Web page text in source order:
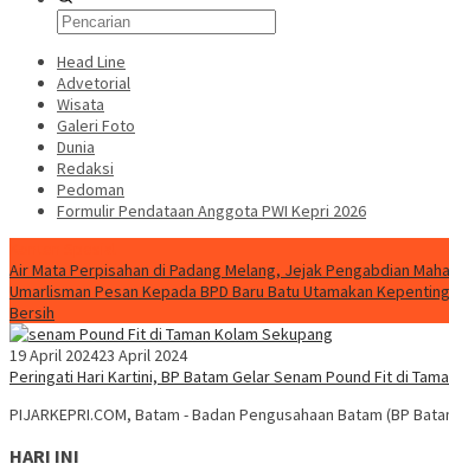
Head Line
Advetorial
Wisata
Galeri Foto
Dunia
Redaksi
Pedoman
Formulir Pendataan Anggota PWI Kepri 2026
Air Mata Perpisahan di Padang Melang, Jejak Pengabdian
Umarlisman Pesan Kepada BPD Baru Batu Utamakan
Bersih
19 April 202423 April 2024
Peringati Hari Kartini, BP Batam Gelar Senam Pound Fit di
PIJARKEPRI.COM, Batam - Badan Pengusahaan Batam (BP
HARI INI